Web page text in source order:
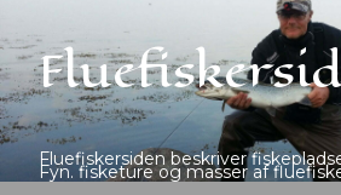
Fluefiskersiden beskriver
Fyn. fisketure og masser af